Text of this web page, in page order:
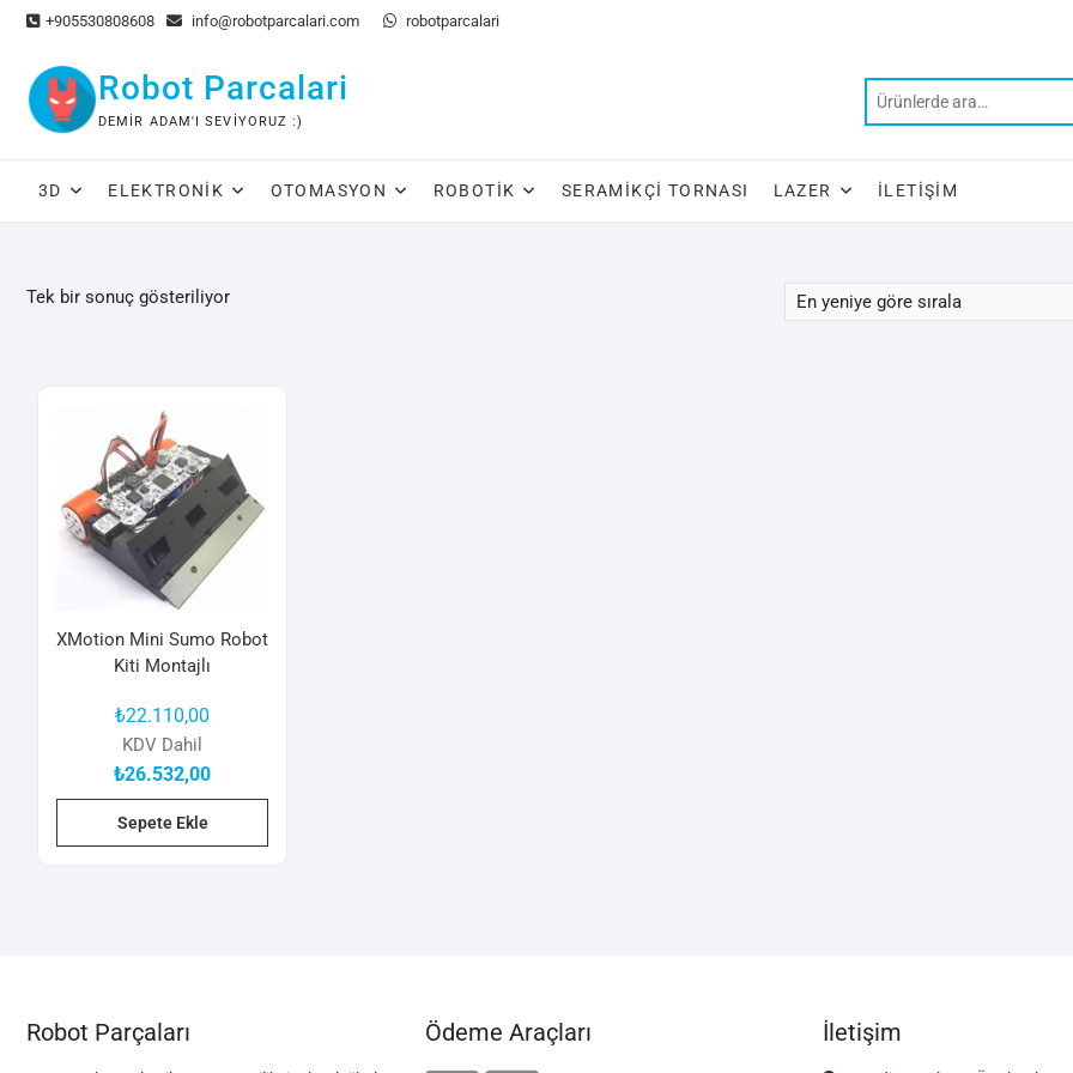
Skip
content
+905530808608 info@robotparcalari.com robotparcalari
Robot Parcalari
DEMIR ADAM'I SEVIYORUZ :)
3D ELEKTRONIK OTOMASYON ROBOTIK SERAMIKÇI TORNASI LAZER İLETIŞIM
Tek bir sonuç gösteriliyor
XMotion Mini Sumo Robot
Kiti Montajlı
₺22.110,00
KDV Dahil
₺26.532,00
Sepete Ekle
Robot Parçaları Ödeme Araçları İletişim